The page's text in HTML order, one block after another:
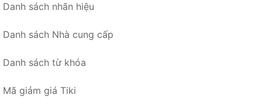
Danh sách nhãn hiệu
Danh sách Nhà cung cấp
Danh sách từ khóa
Mã giảm giá Tiki